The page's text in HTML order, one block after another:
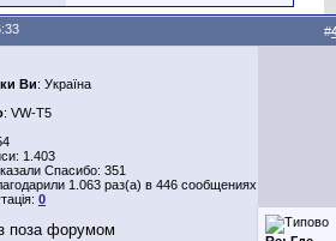
#
Ви: Україна
: VW-Т5
1.403
Спасибо: 351
1.063 раз(а) в 446 сообщениях
0